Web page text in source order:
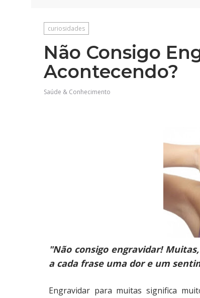
curiosidades
Não Consigo
Acontecendo?
Saúde & Conhecimento
"Não consigo engravidar!
a cada frase uma dor e um
Engravidar para muitas significa